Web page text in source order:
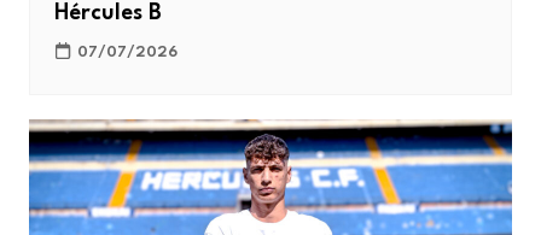
Hércules B
07/07/2026